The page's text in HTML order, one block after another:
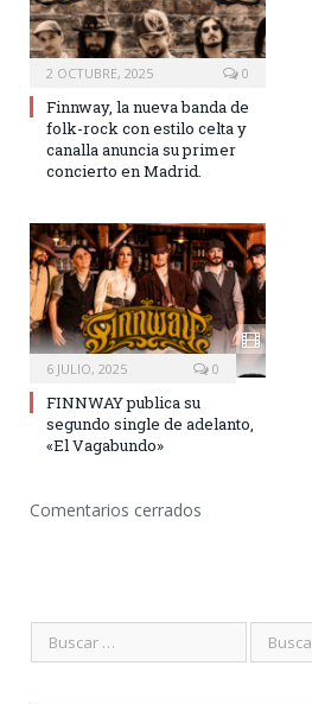
2 OCTUBRE, 2025 0
Finnway, la nueva banda de
folk-rock con estilo celta y
canalla anuncia su primer
concierto en Madrid.
6 JULIO, 2025 0
FINNWAY publica su
segundo single de adelanto,
«El Vagabundo»
Comentarios cerrados